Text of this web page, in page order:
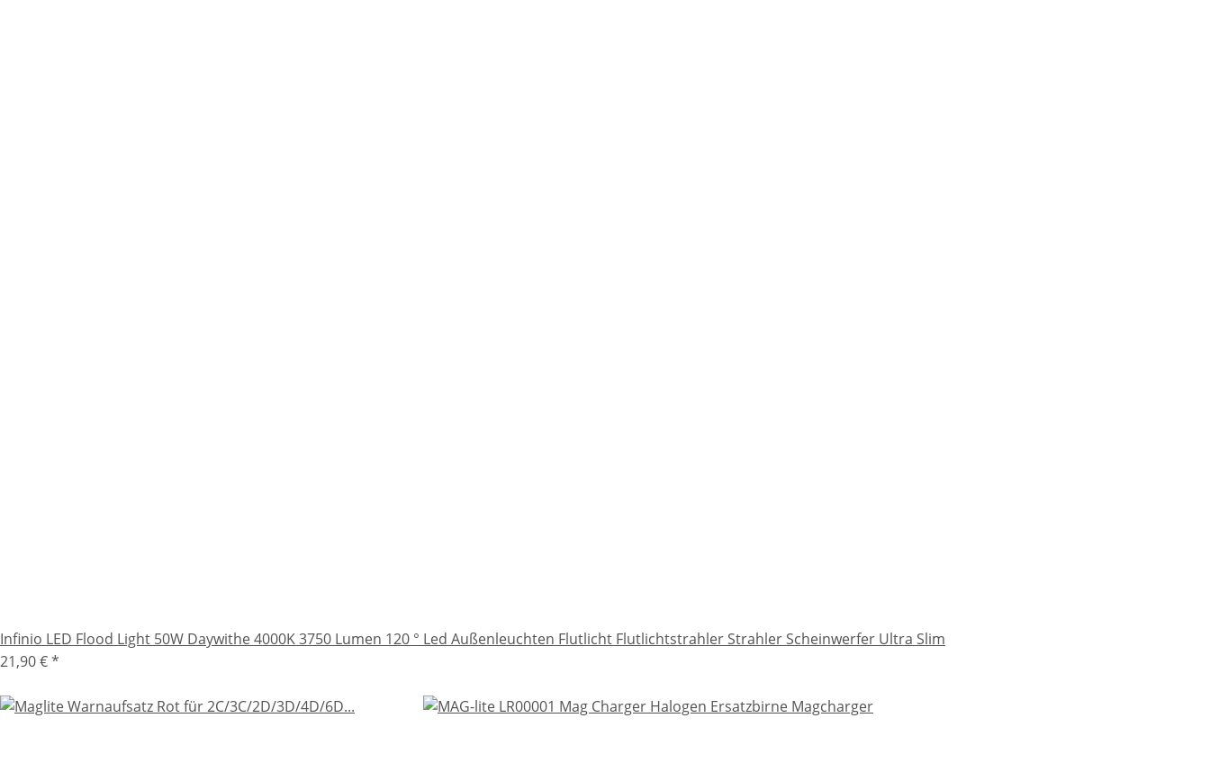
Infinio LED Flood Light 50W Daywithe 4000K 3750 Lumen 120 ° Led Außenleuchten Flutlicht Flutlichtstrahler Strahler Scheinwerfer Ultra Slim
21,90 €*